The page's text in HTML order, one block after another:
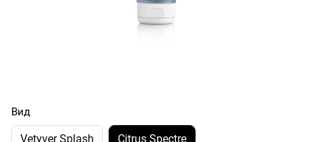
Вид
Vetyver Splash Citrus Spectre